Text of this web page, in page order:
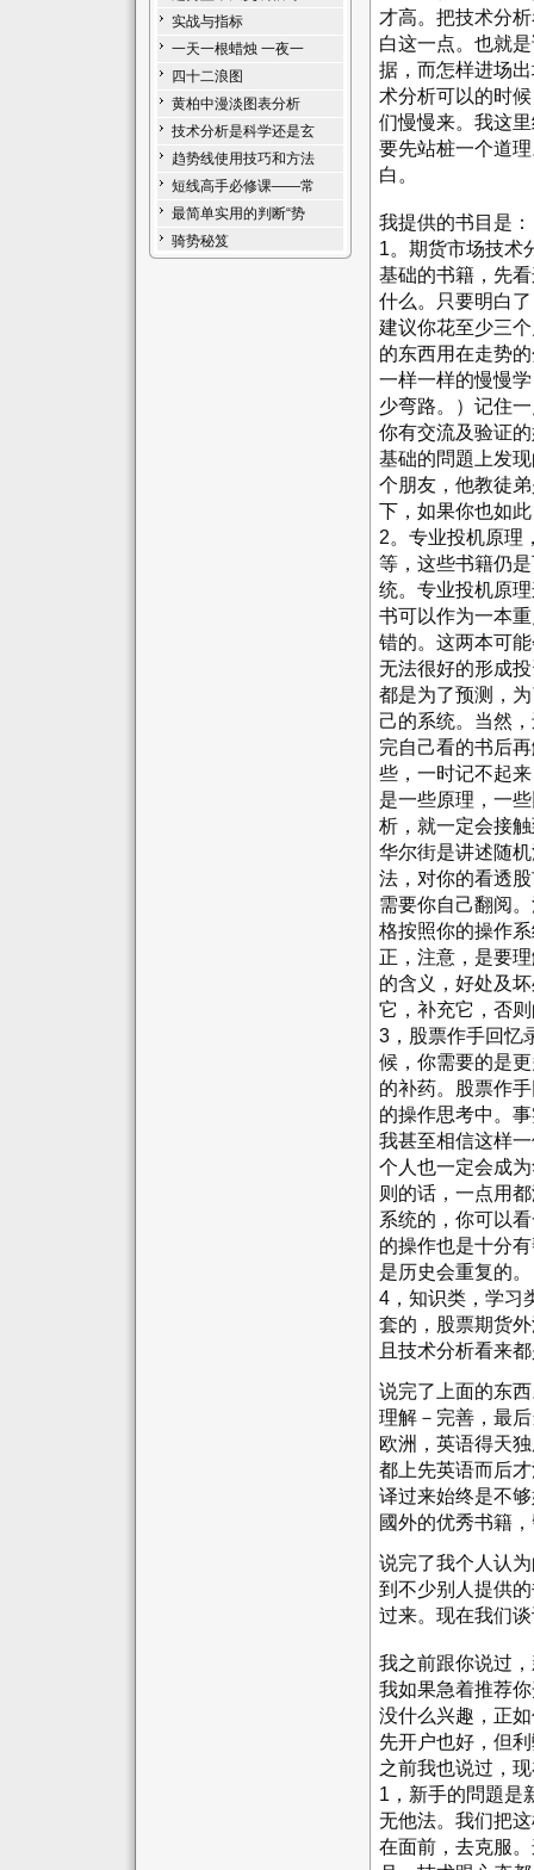
实战与指标
一天一根蜡烛 一夜一
四十二浪图
黄柏中漫淡图表分析
技术分析是科学还是玄
趋势线使用技巧和方法
短线高手必修课——常
最简单实用的判断“势
骑势秘笈
才高。把技术分
白这一点。也就
据，而怎样进场
术分析可以的时
们慢慢来。我这
要先站桩一个道
白。
我提供的书目是：
1。期货市场技术
基础的书籍，先
什么。只要明白
建议你花至少三
的东西用在走势
一样一样的慢慢
少弯路。）记住
你有交流及验证
基础的問題上发
个朋友，他教徒
下，如果你也如
2。专业投机原理
等，这些书籍仍
统。专业投机原
书可以作为一本
错的。这两本可
无法很好的形成
都是为了预测，
己的系统。当然
完自己看的书后
些，一时记不起
是一些原理，一
析，就一定会接
华尔街是讲述随
法，对你的看透
需要你自己翻阅
格按照你的操作
正，注意，是要
的含义，好处及
它，补充它，否
3，股票作手回忆
候，你需要的是
的补药。股票作
的操作思考中。
我甚至相信这样
个人也一定会成
则的话，一点用
系统的，你可以
的操作也是十分
是历史会重复的。
4，知识类，学习
套的，股票期货
且技术分析看来
说完了上面的东
理解－完善，最
欧洲，英语得天
都上先英语而后
译过来始终是不
國外的优秀书籍
说完了我个人认
到不少别人提供
过来。现在我们
我之前跟你说过
我如果急着推荐
没什么兴趣，正
先开户也好，但
之前我也说过，
1，新手的問題是
无他法。我们把
在面前，去克服